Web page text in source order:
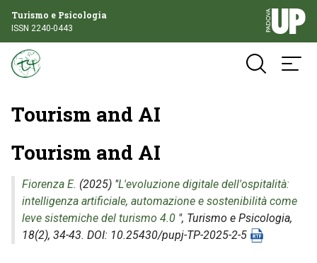
Turismo e Psicologia
ISSN 2240-0443
Tourism and AI
Tourism and AI
Fiorenza E. (2025) "L'evoluzione digitale dell'ospitalità:
intelligenza artificiale, automazione e sostenibilità come
leve sistemiche del turismo 4.0 ", Turismo e Psicologia,
18(2), 34-43. DOI: 10.25430/pupj-TP-2025-2-5